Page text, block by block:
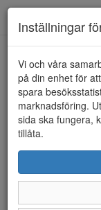
HEM ESKIMO
Inställningar
Vi och våra
på din enhet för
spara
marknadsföring.
sida ska fungera,
tillåta.